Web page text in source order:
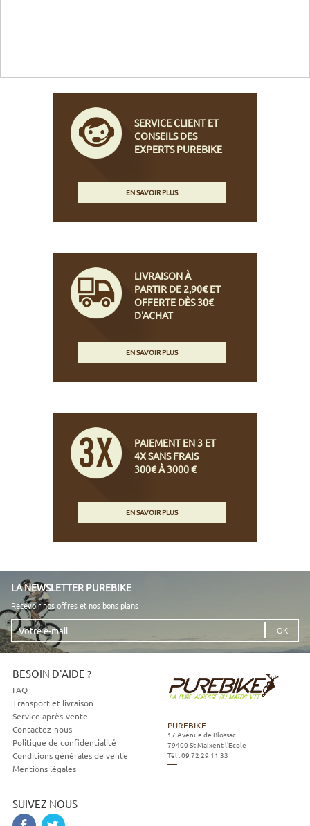
SERVICE CLIENT ET
CONSEILS DES
EXPERTS PUREBIKE
EN SAVOIR PLUS
LIVRAISON À
PARTIR DE 2,90€ ET
OFFERTE DÈS 30€
D'ACHAT
EN SAVOIR PLUS
PAIEMENT EN 3 ET
4X SANS FRAIS
300€ À 3000 €
EN SAVOIR PLUS
LA NEWSLETTER PUREBIKE
Recevoir nos offres et nos bons plans
Votre
e-
mail
BESOIN D'AIDE ?
FAQ
Transport et livraison
Service après-vente
Contactez-nous
Politique de confidentialité
Conditions générales de vente
Mentions légales
SUIVEZ-NOUS
PUREBIKE
17 Avenue de Blossac
79400 St Maixent l'Ecole
Tél :09 72 29 11 33